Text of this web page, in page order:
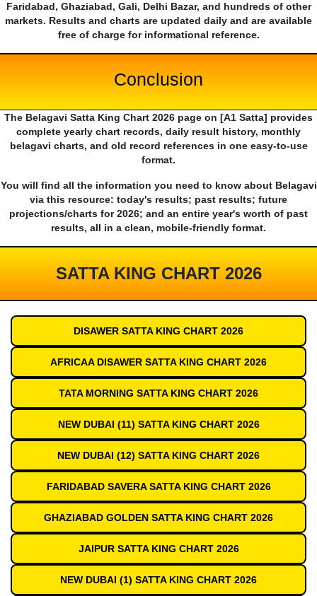
Faridabad, Ghaziabad, Gali, Delhi Bazar, and hundreds of other
markets. Results and charts are updated daily and are available
free of charge for informational reference.
Conclusion
The Belagavi Satta King Chart 2026 page on [A1 Satta] provides
complete yearly chart records, daily result history, monthly
belagavi charts, and old record references in one easy-to-use
format.
You will find all the information you need to know about Belagavi
via this resource: today's results; past results; future
projections/charts for 2026; and an entire year's worth of past
results, all in a clean, mobile-friendly format.
SATTA KING CHART 2026
DISAWER SATTA KING CHART 2026
AFRICAA DISAWER SATTA KING CHART 2026
TATA MORNING SATTA KING CHART 2026
NEW DUBAI (11) SATTA KING CHART 2026
NEW DUBAI (12) SATTA KING CHART 2026
FARIDABAD SAVERA SATTA KING CHART 2026
GHAZIABAD GOLDEN SATTA KING CHART 2026
JAIPUR SATTA KING CHART 2026
NEW DUBAI (1) SATTA KING CHART 2026